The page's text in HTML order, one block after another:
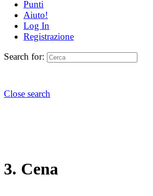
Punti
Aiuto!
Log In
Registrazione
Search for:
Close search
3. Cena